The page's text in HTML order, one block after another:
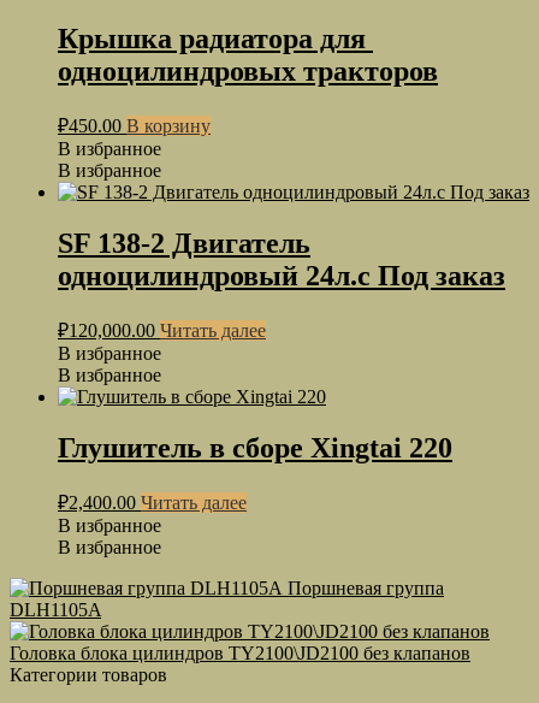
Крышка радиатора для
одноцилиндровых тракторов
₽450.00 В корзину
В избранное
В избранное
SF 138-2 Двигатель
одноцилиндровый 24л.с Под заказ
₽120,000.00 Читать далее
В избранное
В избранное
Глушитель в сборе Xingtai 220
₽2,400.00 Читать далее
В избранное
В избранное
Поршневая группа
DLH1105A
Головка блока цилиндров TY2100\JD2100 без клапанов
Категории товаров